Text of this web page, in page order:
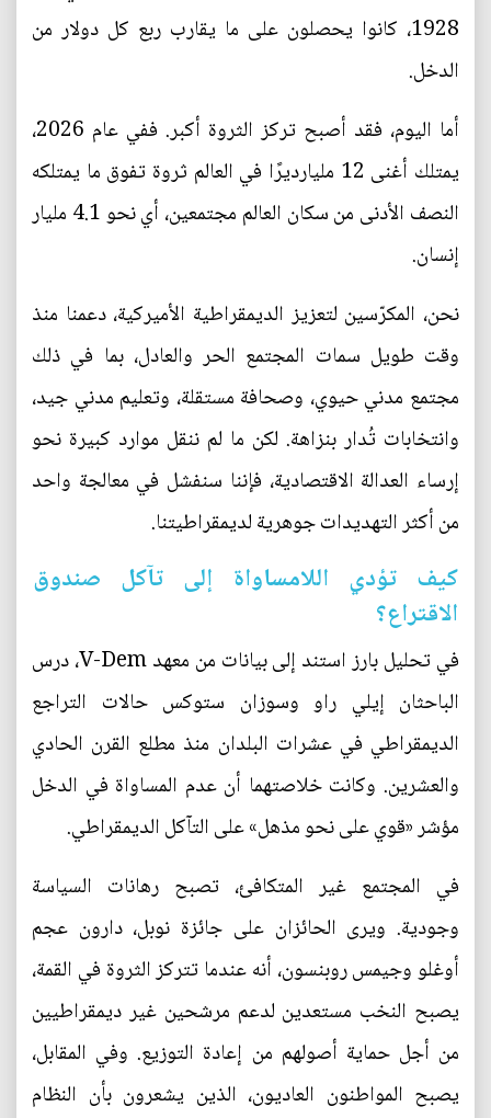
1928، كانوا يحصلون على ما يقارب ربع كل دولار من
الدخل.
أما اليوم، فقد أصبح تركز الثروة أكبر. ففي عام 2026،
يمتلك أغنى 12 مليارديرًا في العالم ثروة تفوق ما يمتلكه
النصف الأدنى من سكان العالم مجتمعين، أي نحو 4.1 مليار
إنسان.
نحن، المكرّسين لتعزيز الديمقراطية الأميركية، دعمنا منذ
وقت طويل سمات المجتمع الحر والعادل، بما في ذلك
مجتمع مدني حيوي، وصحافة مستقلة، وتعليم مدني جيد،
وانتخابات تُدار بنزاهة. لكن ما لم ننقل موارد كبيرة نحو
إرساء العدالة الاقتصادية، فإننا سنفشل في معالجة واحد
من أكثر التهديدات جوهرية لديمقراطيتنا.
كيف تؤدي اللامساواة إلى تآكل صندوق
الاقتراع؟
في تحليل بارز استند إلى بيانات من معهد V-Dem، درس
الباحثان إيلي راو وسوزان ستوكس حالات التراجع
الديمقراطي في عشرات البلدان منذ مطلع القرن الحادي
والعشرين. وكانت خلاصتهما أن عدم المساواة في الدخل
مؤشر «قوي على نحو مذهل» على التآكل الديمقراطي.
في المجتمع غير المتكافئ، تصبح رهانات السياسة
وجودية. ويرى الحائزان على جائزة نوبل، دارون عجم
أوغلو وجيمس روبنسون، أنه عندما تتركز الثروة في القمة،
يصبح النخب مستعدين لدعم مرشحين غير ديمقراطيين
من أجل حماية أصولهم من إعادة التوزيع. وفي المقابل،
يصبح المواطنون العاديون، الذين يشعرون بأن النظام